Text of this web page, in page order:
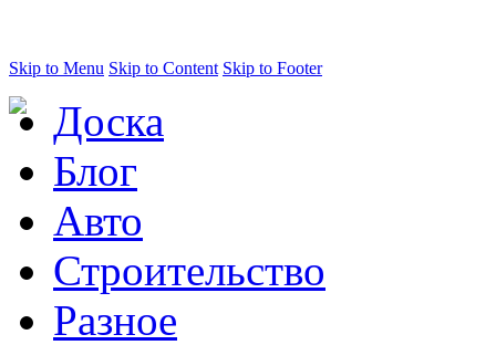
Skip to Menu Skip to Content Skip to Footer
Доска
Блог
Авто
Строительство
Разное